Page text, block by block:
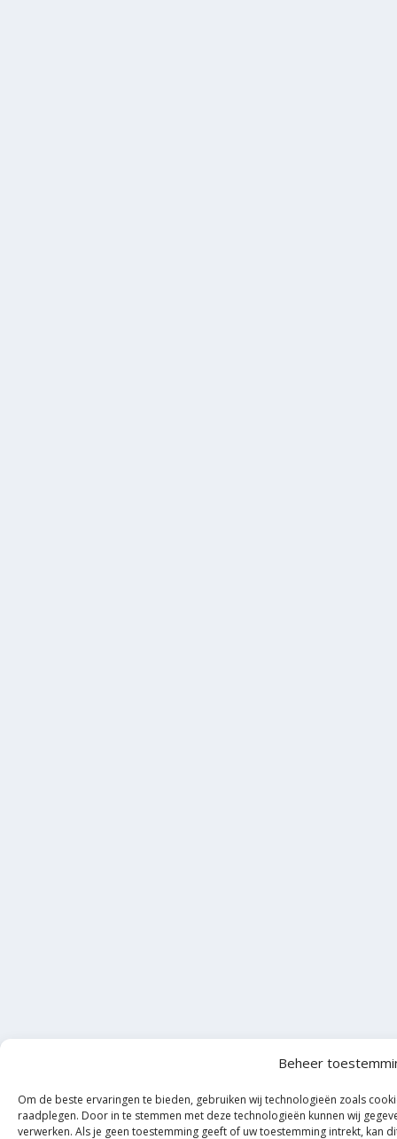
Beheer
Om de beste ervaringen te bieden, gebruiken wij technologieën zoals
raadplegen. Door in te stemmen met deze technologieën kunnen wij
verwerken. Als je geen toestemming geeft of uw toestemming intrekt, kan